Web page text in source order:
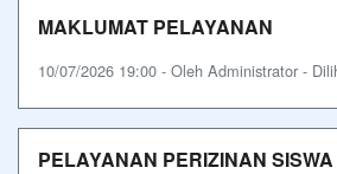
MAKLUMAT PELAYANAN
10/07/2026 19:00 - Oleh Administrator -
PELAYANAN PERIZINAN SISWA